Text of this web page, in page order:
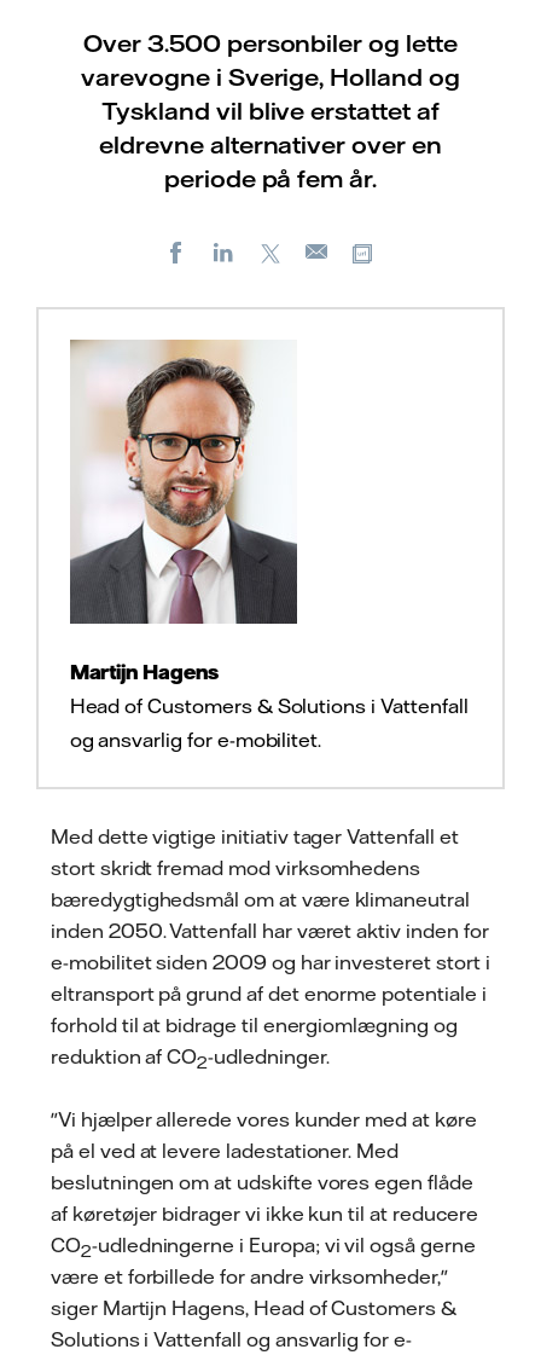
Over 3.500 personbiler og lette
varevogne i Sverige, Holland og
Tyskland vil blive erstattet af
eldrevne alternativer over en
periode på fem år.
FacebookLinkedIn
E-
Martijn Hagens
Head of Customers & Solutions i Vattenfall
og ansvarlig for e-mobilitet.
Med dette vigtige initiativ tager Vattenfall et
stort skridt fremad mod virksomhedens
bæredygtighedsmål om at være klimaneutral
inden 2050. Vattenfall har været aktiv inden for
e-mobilitet siden 2009 og har investeret stort i
eltransport på grund af det enorme potentiale i
forhold til at bidrage til energiomlægning og
reduktion af CO2-udledninger.
"Vi hjælper allerede vores kunder med at køre
på el ved at levere ladestationer. Med
beslutningen om at udskifte vores egen flåde
af køretøjer bidrager vi ikke kun til at reducere
CO2-udledningerne i Europa; vi vil også gerne
være et forbillede for andre virksomheder,"
siger Martijn Hagens, Head of Customers &
Solutions i Vattenfall og ansvarlig for e-